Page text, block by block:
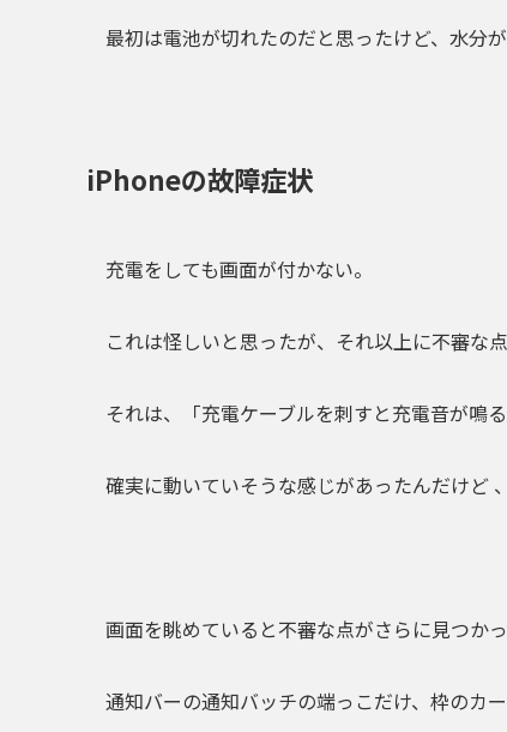
最初は電池が切れたのだと思ったけど、 水分
iPhoneの故障症状
充電をしても画面が付かない。
これは怪しいと思ったが、それ以上に不審な
それは、 「充電ケーブルを刺すと充電音が鳴る
確実に動いていそうな感じがあったんだけど 、
画面を眺めていると不審な点がさらに見つかっ
通知バーの通知バッチの端っこだけ、 枠のカ